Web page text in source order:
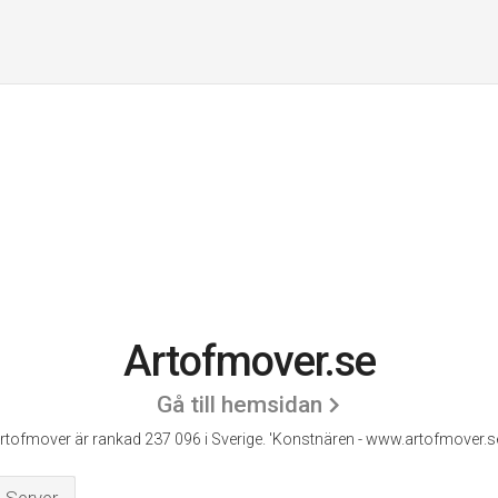
Artofmover.se
Gå till hemsidan
är rankad 237 096 i Sverige. 'Konstnären -